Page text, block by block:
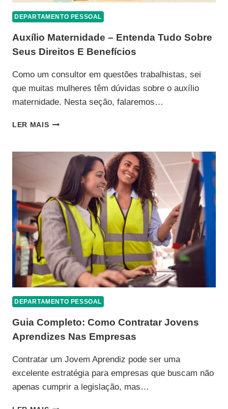
DEPARTAMENTO PESSOAL
Auxílio Maternidade – Entenda Tudo Sobre
Seus Direitos E Benefícios
Como um consultor em questões trabalhistas, sei
que muitas mulheres têm dúvidas sobre o auxílio
maternidade. Nesta seção, falaremos…
LER MAISAUXÍLIO
ENTENDA
TUDO
SOBRE
SEUS
DIREITOS
BENEFÍCIOS
DEPARTAMENTO PESSOAL
Guia Completo: Como Contratar Jovens
Aprendizes Nas Empresas
Contratar um Jovem Aprendiz pode ser uma
excelente estratégia para empresas que buscam não
apenas cumprir a legislação, mas…
GUIA